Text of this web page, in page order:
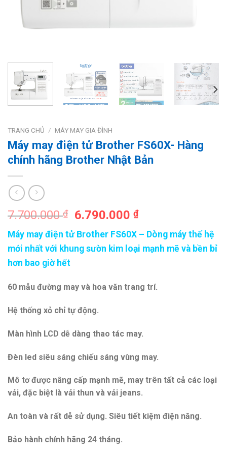
TRANG CHỦ / MÁY MAY GIA ĐÌNH
Máy may điện tử Brother FS60X- Hàng
chính hãng Brother Nhật Bản
7.700.000₫
Giá
là:
7.700.000 ₫.
6.790.000₫Giá
hiện
tại
là:
Máy may điện tử Brother FS60X – Dòng máy thế hệ
mới nhất với khung sườn kim loại mạnh mẽ và bền bỉ
hơn bao giờ hết
60 mẫu đường may và hoa văn trang trí.
Hệ thống xỏ chỉ tự động.
Màn hình LCD dễ dàng thao tác may.
Đèn led siêu sáng chiếu sáng vùng may.
Mô tơ được nâng cấp mạnh mẽ, may trên tất cả các loại
vải, đặc biệt là vải thun và vải jeans.
An toàn và rất dễ sử dụng. Siêu tiết kiệm điện năng.
Bảo hành chính hãng 24 tháng.